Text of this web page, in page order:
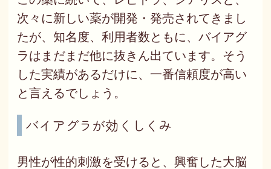
次々に新しい薬が開発・発売されてきまし
たが、知名度、利用者数ともに、バイアグ
ラはまだまだ他に抜きん出ています。そう
した実績があるだけに、一番信頼度が高い
と言えるでしょう。
バイアグラが効くしくみ
男性が性的刺激を受けると、興奮した大脳